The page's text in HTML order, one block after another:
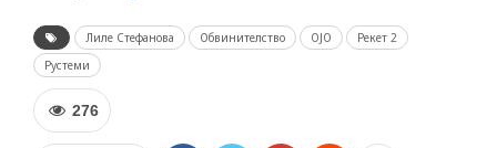
Лиле Стефанова Обвинителство ОЈО
Рекет 2
Рустеми
276